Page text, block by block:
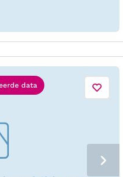
data